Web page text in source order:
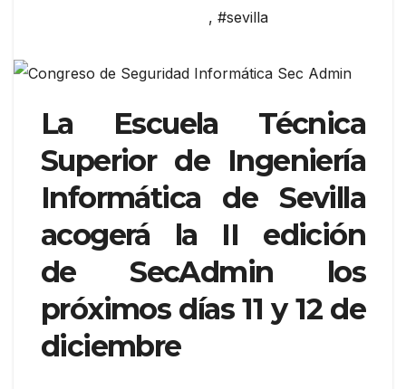
, #sevilla
La Escuela Técnica
Superior de Ingeniería
Informática de Sevilla
acogerá la II edición
de SecAdmin los
próximos días 11 y 12 de
diciembre